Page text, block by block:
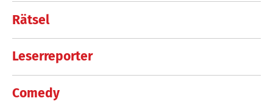
Rätsel
Leserreporter
Comedy